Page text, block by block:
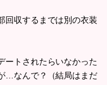
回収するまでは別の衣装
ートされたらいなかった
…なんで？（結局はまだ